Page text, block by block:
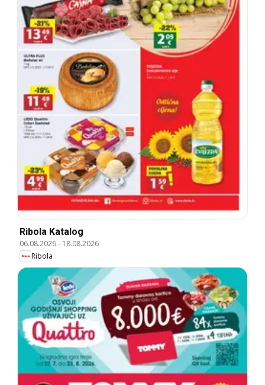
Ribola Katalog
06.08.2026- 18.08.2026
Ribola